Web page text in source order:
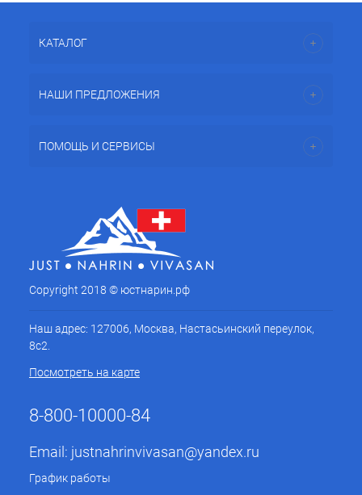
КАТАЛОГ
НАШИ ПРЕДЛОЖЕНИЯ
ПОМОЩЬ И СЕРВИСЫ
Copyright 2018 © юстнарин.рф
Наш адрес: 127006, Москва, Настасьинский переулок,
8с2.
Посмотреть на карте
8-800-10000-84
Email: justnahrinvivasan@yandex.ru
График работы